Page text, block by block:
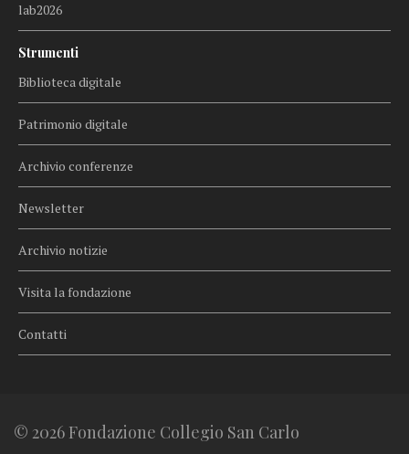
lab2026
Strumenti
Biblioteca digitale
Patrimonio digitale
Archivio conferenze
Newsletter
Archivio notizie
Visita la fondazione
Contatti
© 2026 Fondazione Collegio San Carlo